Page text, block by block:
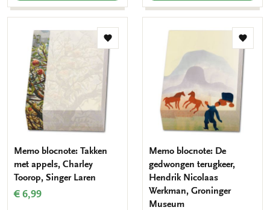
Toevoegen
aan
verlanglijst
Memo blocnote: Takken
met appels, Charley
Toorop, Singer Laren
€ 6,99
aan
Memo blocnote: De
gedwongen terugkeer,
Hendrik Nicolaas
Werkman, Groninger
Museum